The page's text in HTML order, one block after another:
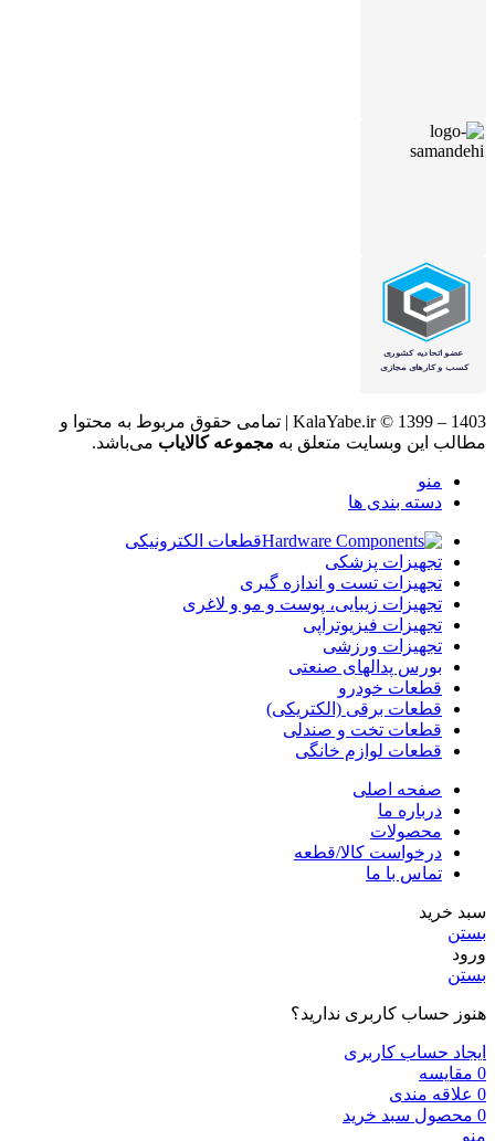
KalaYabe.ir © 1399 – 1403 | تمامی حقوق مربوط به محتوا و
مطالب این وبسایت متعلق به مجموعه کالایاب می‌باشد.
منو
دسته بندی ها
قطعات الکترونیکی
تجهیزات پزشکی
تجهیزات تست و اندازه گیری
تجهیزات زیبایی، پوست و مو و لاغری
تجهیزات فیزیوتراپی
تجهیزات ورزشی
بورس پدالهای صنعتی
قطعات خودرو
قطعات برقی (الکتریکی)
قطعات تخت و صندلی
قطعات لوازم خانگی
صفحه اصلی
درباره ما
محصولات
درخواست کالا/قطعه
تماس با ما
سبد خرید
بستن
ورود
بستن
هنوز حساب کاربری ندارید؟
ایجاد حساب کاربری
0 مقایسه
0 علاقه مندی
0 محصول سبد خرید
منو